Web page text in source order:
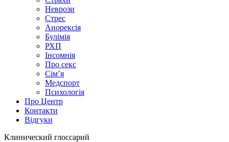
Неврози
Стрес
Анорексія
Булімія
РХП
Інсомнія
Про секс
Сім’я
Медспорт
Психологія
Про Центр
Контакти
Відгуки
Клинический глоссарий